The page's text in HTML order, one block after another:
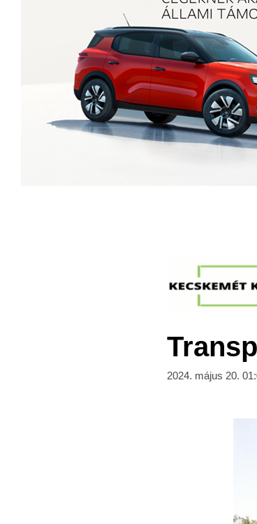
2024. május 20.